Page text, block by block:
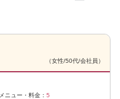
（女性/50代/会社員）
メニュー・料金： 5